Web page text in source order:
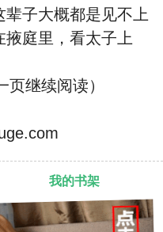
子大概都是见不上
庭里，看太子上
继续阅读）
我的书架